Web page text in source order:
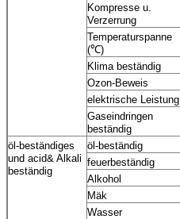
Kompresse u.
Verzerrung
Temperaturspanne
(℃)
Klima beständig
Ozon-Beweis
elektrische Leistung
Gaseindringen
beständig
öl-beständiges
und acid& Alkali
beständig
öl-beständig
feuerbeständig
Alkohol
Mäk
Wasser